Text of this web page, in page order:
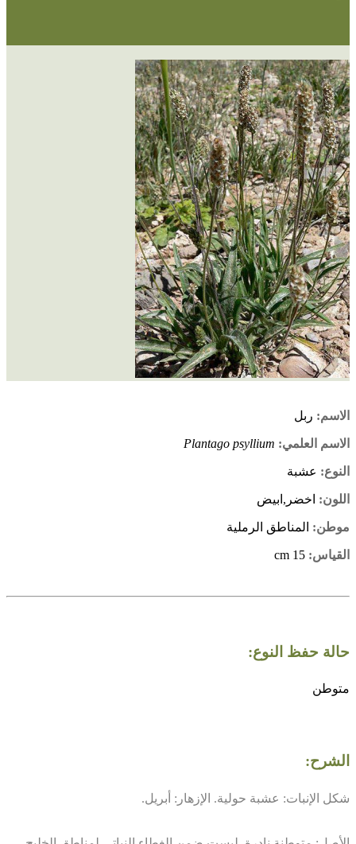
الاسم: ربل
الاسم العلمي: Plantago psyllium
النوع: عشبة
اللون: اخضر,ابيض
موطن: المناطق الرملية
القياس:
حالة حفظ النوع:
متوطن
الشرح:
شكل الإنبات: عشبة حولية. الإزهار: أبريل.